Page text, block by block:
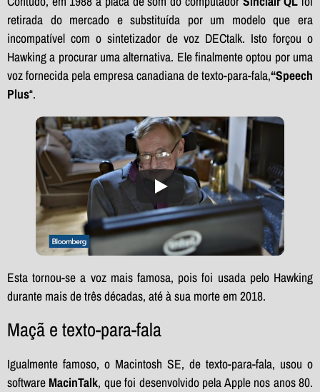
retirada do mercado e substituída por um modelo que era
incompatível com o sintetizador de voz DECtalk. Isto forçou o
Hawking a procurar uma alternativa. Ele finalmente optou por uma
voz fornecida pela empresa canadiana de texto-para-fala,“Speech
Plus“.
Esta tornou-se a voz mais famosa, pois foi usada pelo Hawking
durante mais de três décadas, até à sua morte em 2018.
Maçã e texto-para-fala
Igualmente famoso, o Macintosh SE, de texto-para-fala, usou o
software MacinTalk, que foi desenvolvido pela Apple nos anos 80.